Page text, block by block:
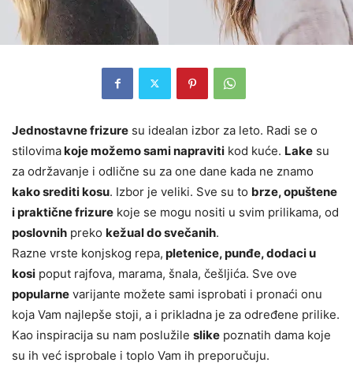
Jednostavne frizure su idealan izbor za leto. Radi se o
stilovimakoje možemo sami napraviti kod kuće. Lake su
za održavanje i odlične su za one dane kada ne znamo
kako srediti kosu. Izbor je veliki. Sve su to brze, opuštene
i praktične frizure koje se mogu nositi u svim prilikama, od
poslovnih preko kežual do svečanih.
Razne vrste konjskog repa, pletenice, punđe, dodaci u
kosi poput rajfova, marama, šnala, češljića. Sve ove
popularne varijante možete sami isprobati i pronaći onu
koja Vam najlepše stoji, a i prikladna je za određene prilike.
Kao inspiracija su nam poslužile slike poznatih dama koje
su ih već isprobale i toplo Vam ih preporučuju.